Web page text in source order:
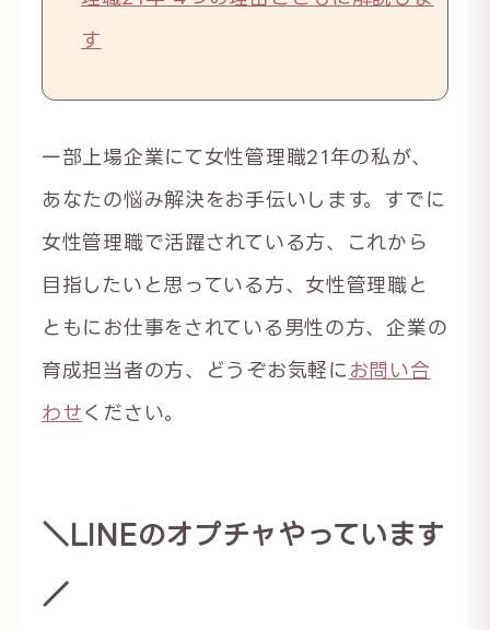
す
一部上場企業にて女性管理職21年の私が、
あなたの悩み解決をお手伝いします。すでに
女性管理職で活躍されている方、これから
目指したいと思っている方、女性管理職と
ともにお仕事をされている男性の方、企業の
育成担当者の方、どうぞお気軽に お問い合
わせ ください。
＼LINEのオプチャやっています
／